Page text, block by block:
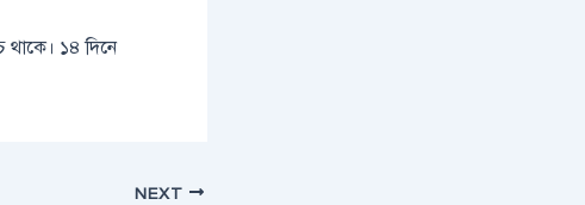
থাকে। ১৪ দিনে
NEXT